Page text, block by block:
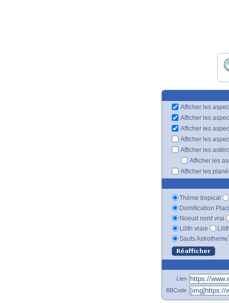
Afficher les
Afficher les
Afficher les
Afficher les
Afficher les
Afficher les
Afficher les
Thème tropical
Domification
Noeud nord vrai
Lilith vraie
Sauts Astrotheme
Lien
BBCode